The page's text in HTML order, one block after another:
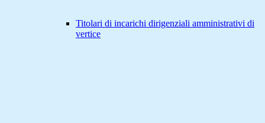
Titolari di incarichi dirigenziali amministrativi di
vertice